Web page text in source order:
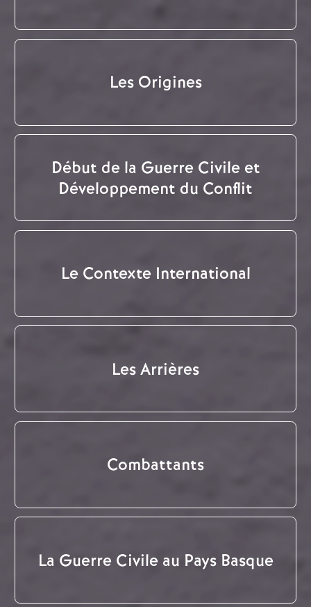
Les Origines
Début de la Guerre Civile et
Développement du Conflit
Le Contexte International
Les Arrières
Combattants
La Guerre Civile au Pays Basque